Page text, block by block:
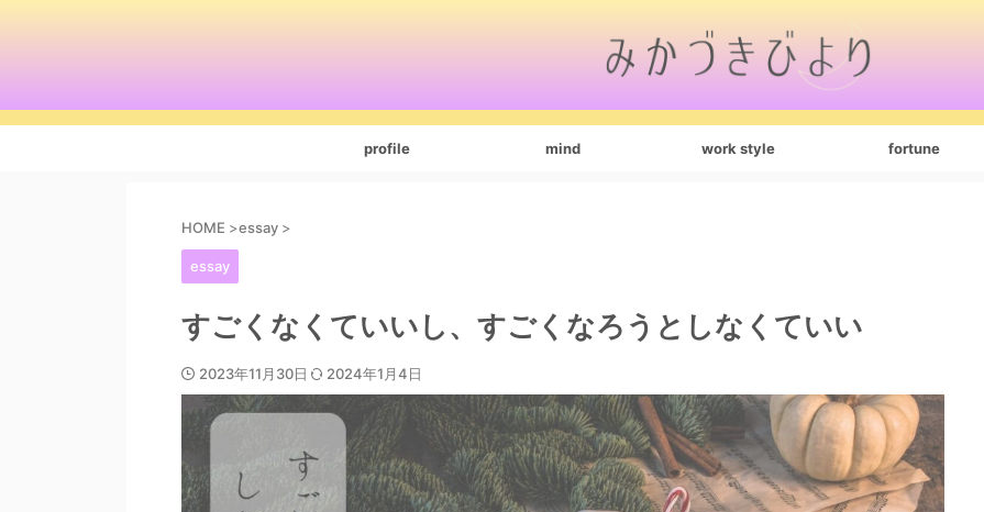
profile mind work style fortune
HOME >essay >
essay
すごくなくていいし、すごくなろうとしなくていい
2023年11月30日 2024年1月4日